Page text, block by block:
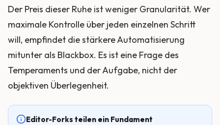
Der Preis dieser Ruhe ist weniger Granularität. Wer
maximale Kontrolle über jeden einzelnen Schritt
will, empfindet die stärkere Automatisierung
mitunter als Blackbox. Es ist eine Frage des
Temperaments und der Aufgabe, nicht der
objektiven Überlegenheit.
Editor-Forks teilen ein Fundament